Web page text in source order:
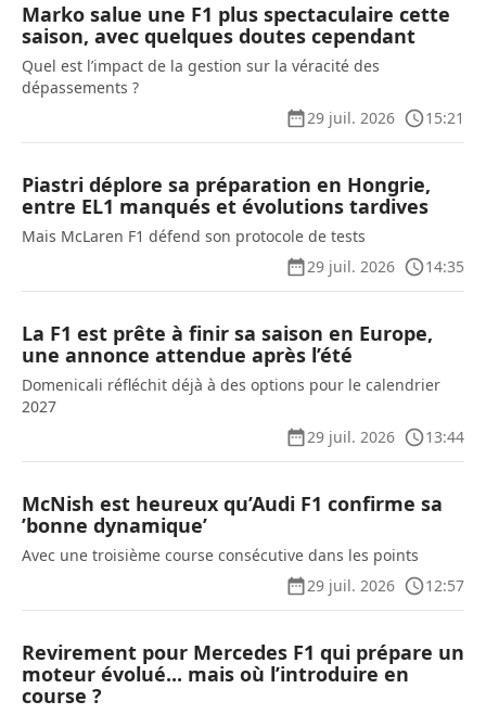
Marko salue une F1 plus spectaculaire cette
saison, avec quelques doutes cependant
Quel est l’impact de la gestion sur la véracité des
dépassements ?
29 juil. 2026
15:21
Piastri déplore sa préparation en Hongrie,
entre EL1 manqués et évolutions tardives
Mais McLaren F1 défend son protocole de tests
29 juil. 2026
14:35
La F1 est prête à finir sa saison en Europe,
une annonce attendue après l’été
Domenicali réfléchit déjà à des options pour le calendrier
2027
29 juil. 2026
13:44
McNish est heureux qu’Audi F1 confirme sa
’bonne dynamique’
Avec une troisième course consécutive dans les points
29 juil. 2026
12:57
Revirement pour Mercedes F1 qui prépare un
moteur évolué... mais où l’introduire en
course ?